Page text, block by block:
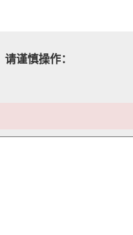
谨慎操作：